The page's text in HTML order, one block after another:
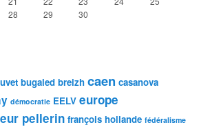
28 29 30
bugaled breizh caen casanova
démocratie EELV europe
pellerin françois hollande fédéralisme